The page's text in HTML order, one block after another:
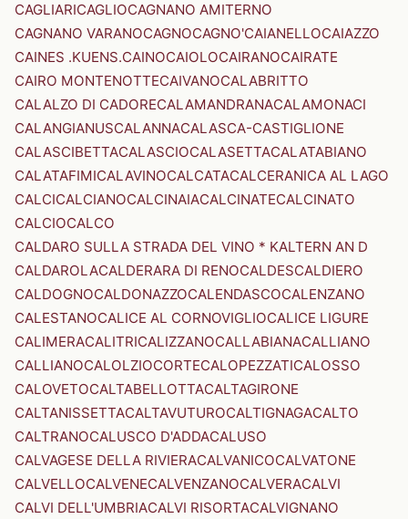
CAGLIARICAGLIOCAGNANO AMITERNO
CAGNANO VARANOCAGNOCAGNO'CAIANELLOCAIAZZO
CAINES .KUENS.CAINOCAIOLOCAIRANOCAIRATE
CAIRO MONTENOTTECAIVANOCALABRITTO
CALALZO DI CADORECALAMANDRANACALAMONACI
CALANGIANUSCALANNACALASCA-CASTIGLIONE
CALASCIBETTACALASCIOCALASETTACALATABIANO
CALATAFIMICALAVINOCALCATACALCERANICA AL LAGO
CALCICALCIANOCALCINAIACALCINATECALCINATO
CALCIOCALCO
CALDARO SULLA STRADA DEL VINO * KALTERN AN D
CALDAROLACALDERARA DI RENOCALDESCALDIERO
CALDOGNOCALDONAZZOCALENDASCOCALENZANO
CALESTANOCALICE AL CORNOVIGLIOCALICE LIGURE
CALIMERACALITRICALIZZANOCALLABIANACALLIANO
CALLIANOCALOLZIOCORTECALOPEZZATICALOSSO
CALOVETOCALTABELLOTTACALTAGIRONE
CALTANISSETTACALTAVUTUROCALTIGNAGACALTO
CALTRANOCALUSCO D'ADDACALUSO
CALVAGESE DELLA RIVIERACALVANICOCALVATONE
CALVELLOCALVENECALVENZANOCALVERACALVI
CALVI DELL'UMBRIACALVI RISORTACALVIGNANO